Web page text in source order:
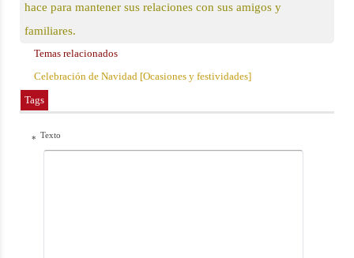
hace para mantener sus relaciones con sus amigos y
familiares.
Temas relacionados
Celebración de Navidad [Ocasiones y festividades]
Tags
* Texto